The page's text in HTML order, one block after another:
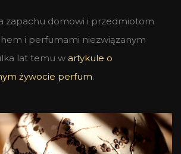
zapachu domowi i przedmiotom
i perfumami niezwiązanym
lat temu w artykule o
żywocie perfum.